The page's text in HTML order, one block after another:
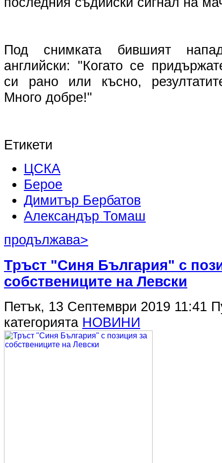
Под снимката бившият
английски: "Когато се
си рано или късно,
Много добре!"
Етикети
ЦСКА
Берое
Димитър Бербатов
Александър Томаш
продължава>
Тръст "Синя България" с
собствениците на Левски
Петък, 13 Септември 2019 11:41
категорията НОВИНИ